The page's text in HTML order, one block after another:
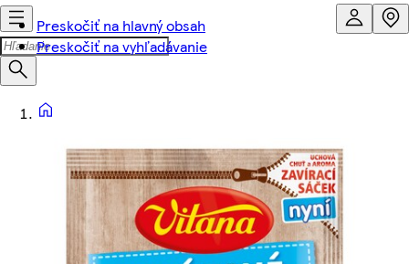
Preskočiť na hlavný obsah
Preskočiť na vyhľadávanie